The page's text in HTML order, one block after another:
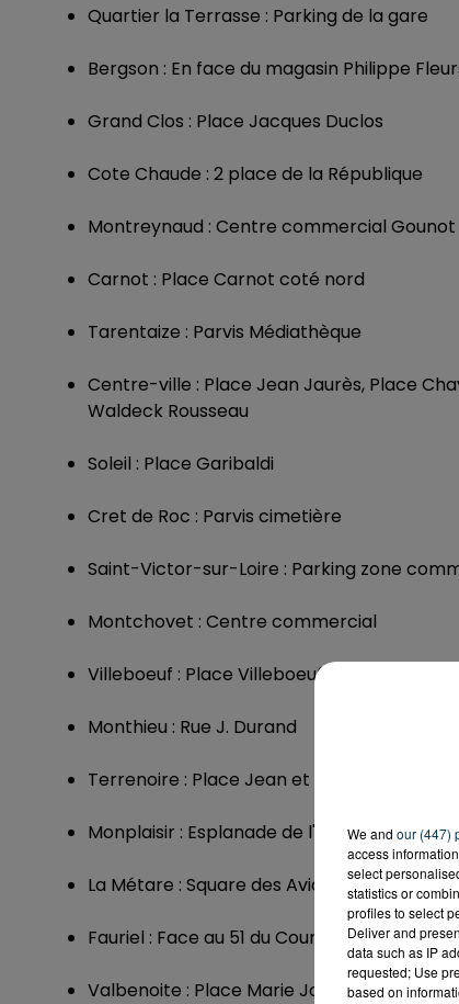
Quartier la Terrasse : Parking de la gare
Bergson : En face du magasin Philippe
Grand Clos : Place Jacques Duclos
Cote Chaude : 2 place de la République
Montreynaud : Centre commercial Gounot
Carnot : Place Carnot coté nord
Tarentaize : Parvis Médiathèque
Centre-ville : Place Jean Jaurès, Place
Waldeck Rousseau
Soleil : Place Garibaldi
Cret de Roc : Parvis cimetière
Saint-Victor-sur-Loire : Parking zone
Montchovet : Centre commercial
Villeboeuf : Place Villeboeuf
Monthieu : Rue J. Durand
Terrenoire : Place Jean et Hippolyte Vial
Monplaisir : Esplanade de l'église de
La Métare : Square des Aviateurs
Fauriel : Face au 51 du Cours Fauriel, 168
Valbenoite : Place Marie Joseph Dorne,
We and our (447)
access
select
statistics or
profiles to select
Deliver and
data such as IP
requested; Use
based on